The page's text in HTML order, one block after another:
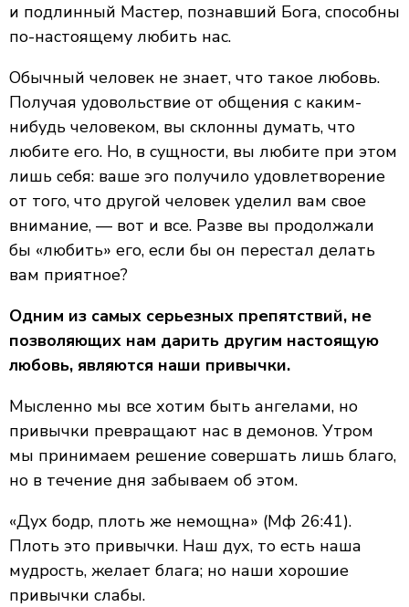
и подлинный Мастер, познавший Бога, способны
по-настоящему любить нас.
Обычный человек не знает, что такое любовь.
Получая удовольствие от общения с каким-
нибудь человеком, вы склонны думать, что
любите его. Но, в сущности, вы любите при этом
лишь себя: ваше эго получило удовлетворение
от того, что другой человек уделил вам свое
внимание, — вот и все. Разве вы продолжали
бы «любить» его, если бы он перестал делать
вам приятное?
Одним из самых серьезных препятствий, не
позволяющих нам дарить другим настоящую
любовь, являются наши привычки.
Мысленно мы все хотим быть ангелами, но
привычки превращают нас в демонов. Утром
мы принимаем решение совершать лишь благо,
но в течение дня забываем об этом.
«Дух бодр, плоть же немощна» (Мф 26:41).
Плоть это привычки. Наш дух, то есть наша
мудрость, желает блага; но наши хорошие
привычки слабы.